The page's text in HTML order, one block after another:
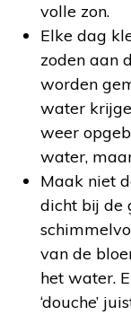
volle zon.
Elke dag
zoden aan
worden
water
weer
water,
Maak niet
dicht bij de
van de
het water.
‘douche’